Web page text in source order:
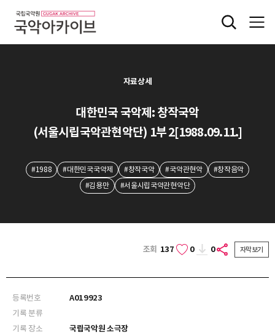
자료상세
대한민국 국악제: 창작국악
(서울시립국악관현악단) 1부 2[1988.09.11.]
#1988 #대한민국국악제 #창작국악 #국악관현악
#창작음악
#김용만
#서울시립국악관현악단
조회 137 0 0 자막보기
등록번호
A019923
기록 분류
기록 장소
국립국악원 소극장